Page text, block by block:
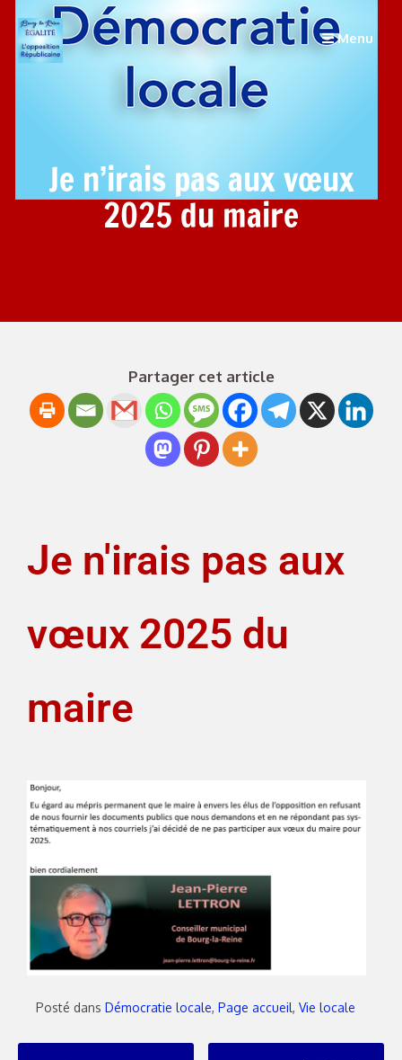
Menu
Je n’irais pas aux vœux
2025 du maire
Partager cet article
Je n'irais pas aux
vœux 2025 du
maire
Posté dans Démocratie locale, Page accueil, Vie locale